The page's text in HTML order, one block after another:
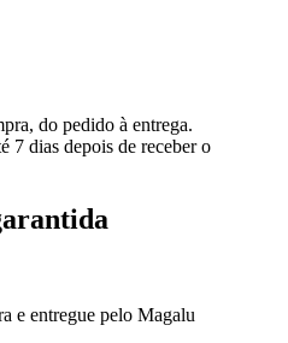
do pedido à entrega.
7 dias depois de receber o
e entregue pelo Magalu